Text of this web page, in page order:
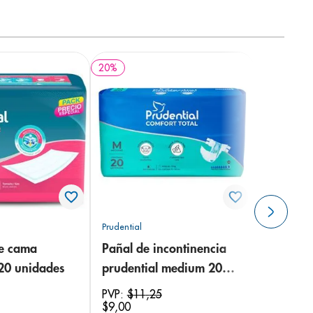
cama
unidades
20%
Prudential
Pañal de incontinencia
prudential medium 20
unidades
PVP:$11,25
$9,00